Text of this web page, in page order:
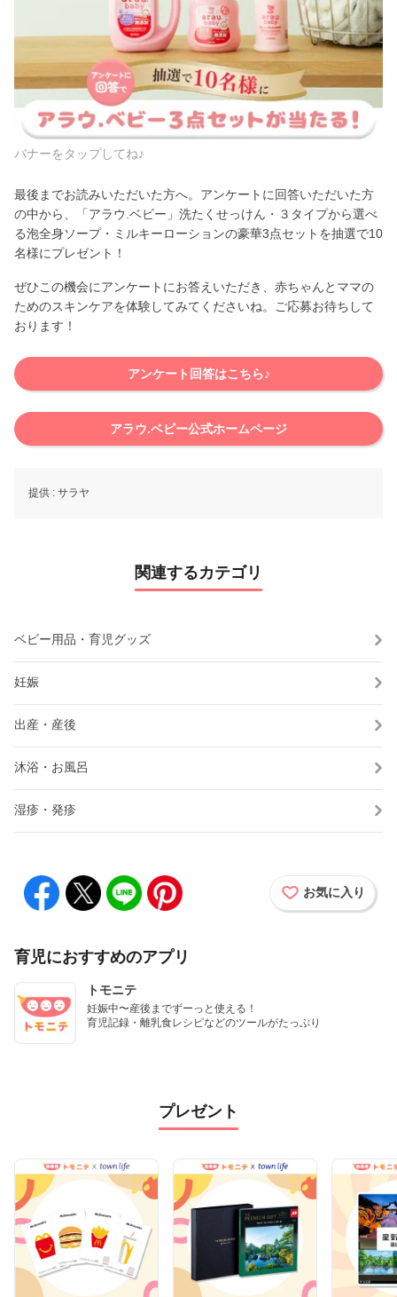
バナーをタップしてね♪
最後までお読みいただいた方へ。アンケートに回答いただいた方
の中から、「アラウ.ベビー」洗たくせっけん・３タイプから選べ
る泡全身ソープ・ミルキーローションの豪華3点セットを抽選で10
名様にプレゼント！
ぜひこの機会にアンケートにお答えいただき、赤ちゃんとママの
ためのスキンケアを体験してみてくださいね。ご応募お待ちして
おります！
アンケート回答はこちら♪
アラウ.ベビー公式ホームページ
提供 : サラヤ
関連するカテゴリ
ベビー用品・育児グッズ
妊娠
出産・産後
沐浴・お風呂
湿疹・発疹
お気に入り
育児におすすめのアプリ
トモニテ
妊娠中〜産後までずーっと使える！
育児記録・離乳食レシピなどのツールがたっぷり
プレゼント